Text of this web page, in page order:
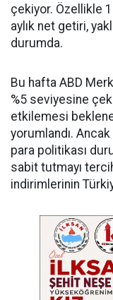
çekiyor. Özellikle 1
aylık net getiri,
durumda.
Bu hafta ABD
%5 seviyesine
etkilemesi
yorumlandı. Ancak
para politikası
sabit tutmayı
indirimlerinin